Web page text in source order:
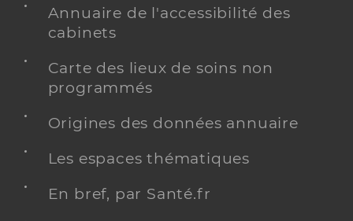
Annuaire de l'accessibilité des
cabinets
Carte des lieux de soins non
programmés
Origines des données annuaire
Les espaces thématiques
En bref, par Santé.fr